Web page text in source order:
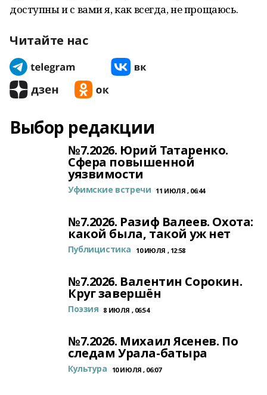
доступны и с вами я, как всегда, не прощаюсь.
Читайте нас
Выбор редакции
№7.2026. Юрий Татаренко.
Сфера повышенной
уязвимости
Уфимские встречи 11 ИЮЛЯ , 06:44
№7.2026. Разиф Валеев. Охота:
какой была, такой уж нет
Публицистика 10 ИЮЛЯ , 12:58
№7.2026. Валентин Сорокин.
Круг завершён
Поэзия 8 ИЮЛЯ , 06:54
№7.2026. Михаил Ясенев. По
следам Урала-батыра
Культура 10 ИЮЛЯ , 06:07